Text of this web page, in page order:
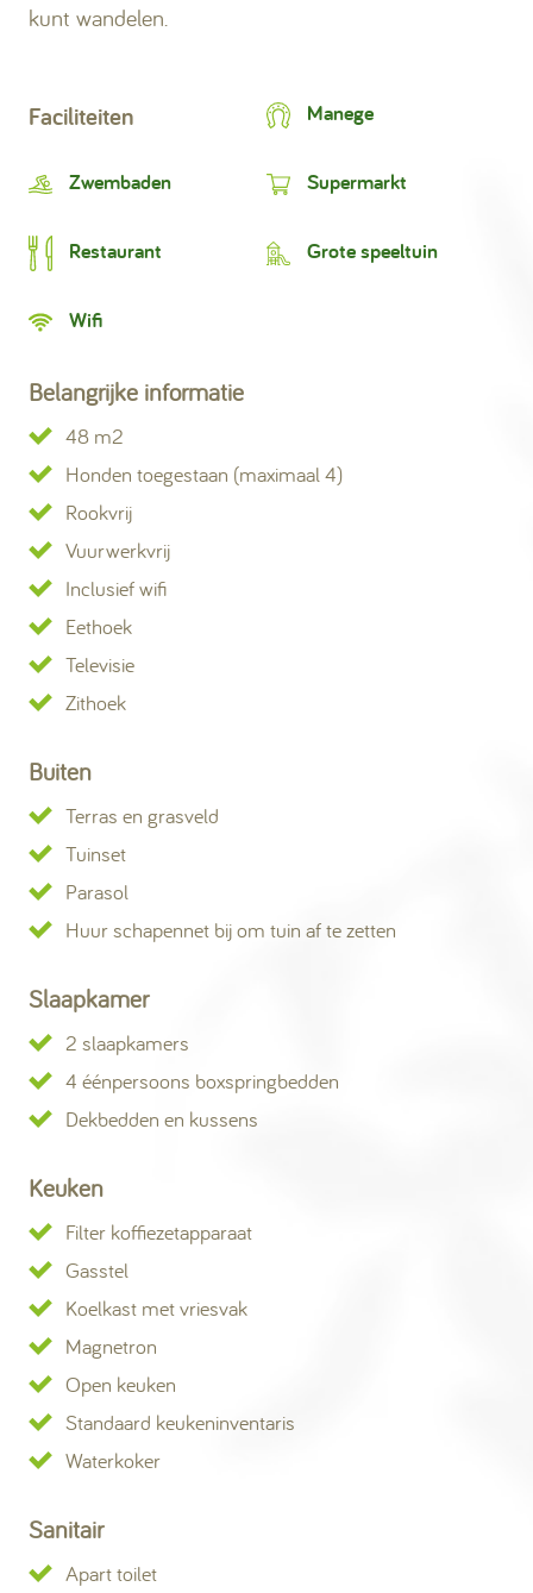
kunt wandelen.
Faciliteiten Manege
Zwembaden Supermarkt
Restaurant Grote speeltuin
Wifi
Belangrijke informatie
48 m2
Honden toegestaan (maximaal 4)
Rookvrij
Vuurwerkvrij
Inclusief wifi
Eethoek
Televisie
Zithoek
Buiten
Terras en grasveld
Tuinset
Parasol
Huur schapennet bij om tuin af te zetten
Slaapkamer
2 slaapkamers
4 éénpersoons boxspringbedden
Dekbedden en kussens
Keuken
Filter koffiezetapparaat
Gasstel
Koelkast met vriesvak
Magnetron
Open keuken
Standaard keukeninventaris
Waterkoker
Sanitair
Apart toilet